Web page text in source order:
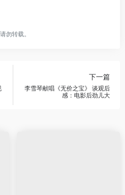
勿转载。
下一篇
李雪琴献唱《无价之宝》 谈观后
感：电影后劲儿大